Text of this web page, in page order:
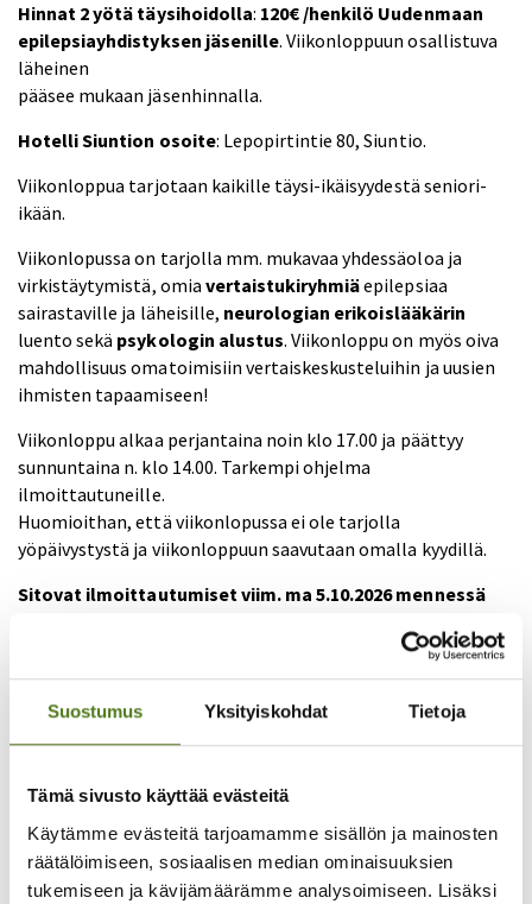
Suostumus Yksityiskohdat Tietoja
Tämä sivusto käyttää evästeitä
Käytämme evästeitä tarjoamamme sisällön ja mainosten
räätälöimiseen, sosiaalisen median ominaisuuksien
tukemiseen ja kävijämäärämme analysoimiseen. Lisäksi
Hinnat 2 yötä täysihoidolla: 120€ /henkilö Uudenmaan
epilepsiayhdistyksen jäsenille. Viikonloppuun osallistuva
läheinen
pääsee mukaan jäsenhinnalla.
Hotelli Siuntion osoite: Lepopirtintie 80, Siuntio.
Viikonloppua tarjotaan kaikille täysi-ikäisyydestä seniori-
ikään.
Viikonlopussa on tarjolla mm. mukavaa yhdessäoloa ja
virkistäytymistä, omia vertaistukiryhmiäepilepsiaa
sairastaville ja läheisille, neurologian erikoislääkärin
luento sekä psykologin alustus. Viikonloppu on myös oiva
mahdollisuus omatoimisiin vertaiskeskusteluihin ja uusien
ihmisten tapaamiseen!
Viikonloppu alkaa perjantaina noin klo 17.00 ja päättyy
sunnuntaina n. klo 14.00. Tarkempi ohjelma
ilmoittautuneille.
Huomioithan, että viikonlopussa ei ole tarjolla
yöpäivystystä ja viikonloppuun saavutaan omalla kyydillä.
Sitovat ilmoittautumiset viim. ma 5.10.2026 mennessä
jälkeen ilmoittautumisen voi perua hoitajan tai lääkärin
todistusta vastaan.
Olethan tarvittaessa valmis todistamaan henkilöllisyytesi,
majoituspalvelut tai yhdistyksen työntekijä voi tarkastaa
Lämpimästi tervetuloa mukaan!
Lisätiedot:
laura.uusimaa@epilepsia.fi